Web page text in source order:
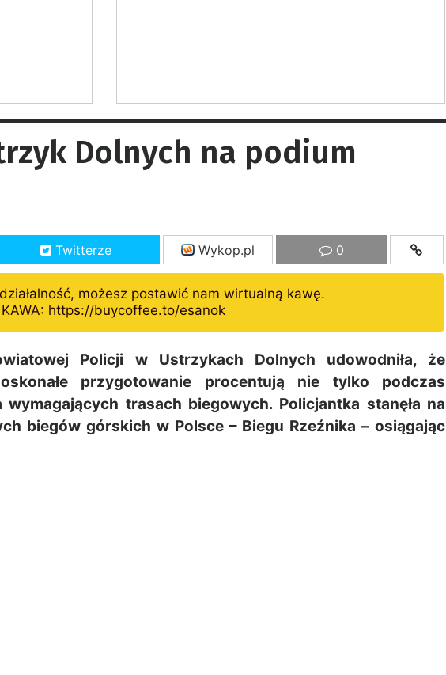
Dolnych na podium
Twitterze Wykop.pl 0
możesz postawić nam wirtualną kawę.
KAWA: https://buycoffee.to/esanok
Policji w Ustrzykach Dolnych udowodniła, że
przygotowanie procentują nie tylko podczas
trasach biegowych. Policjantka stanęła na
biegów górskich w Polsce – Biegu Rzeźnika – osiągając